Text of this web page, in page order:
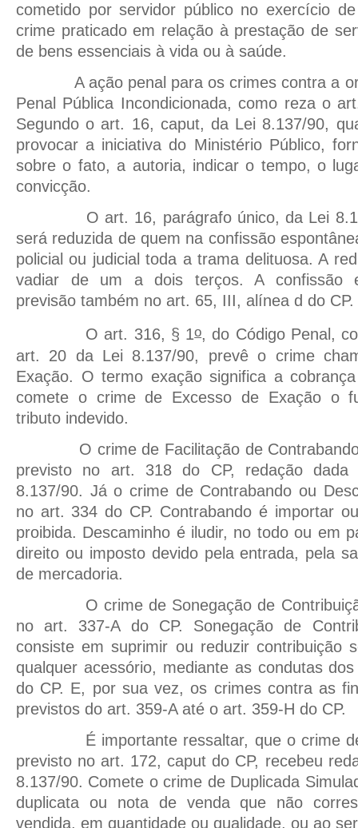
cometido por servidor público no exercício
crime praticado em relação à prestação de
de bens essenciais à vida ou à saúde.
A ação penal para os crimes contra a
Penal Pública Incondicionada, como reza o
Segundo o art. 16, caput, da Lei 8.137/90,
provocar a iniciativa do Ministério Público,
sobre o fato, a autoria, indicar o tempo, o
convicção.
O art. 16, parágrafo único, da Lei
será reduzida de quem na confissão
policial ou judicial toda a trama delituosa. A
vadiar de um a dois terços. A confissão
previsão também no art. 65, III, alínea d do CP.
O art. 316, § 1o, do Código Penal,
art. 20 da Lei 8.137/90, prevê o crime
Exação. O termo exação significa a
comete o crime de Excesso de Exação o
tributo indevido.
O crime de Facilitação de Contrabando
previsto no art. 318 do CP, redação
8.137/90. Já o crime de Contrabando ou
no art. 334 do CP. Contrabando é importar
proibida. Descaminho é iludir, no todo ou em
direito ou imposto devido pela entrada, pela
de mercadoria.
O crime de Sonegação de Contribuição
no art. 337-A do CP. Sonegação de
consiste em suprimir ou reduzir contribuição
qualquer acessório, mediante as condutas
do CP. E, por sua vez, os crimes contra as
previstos do art. 359-A até o art. 359-H do CP.
É importante ressaltar, que o crime de
previsto no art. 172, caput do CP, recebeu
8.137/90. Comete o crime de Duplicada
duplicata ou nota de venda que não
vendida, em quantidade ou qualidade, ou ao